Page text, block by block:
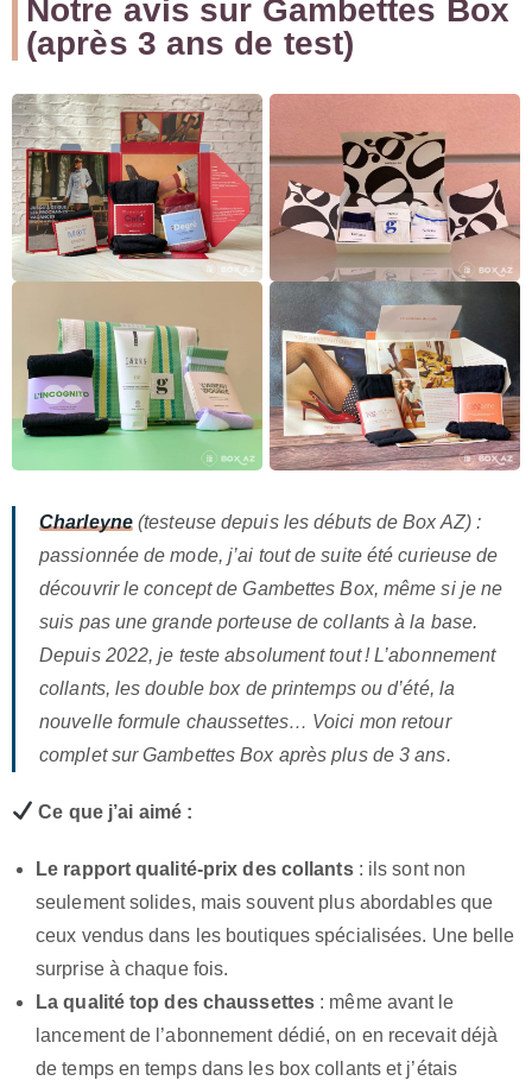
Notre avis sur Gambettes Box
(après 3 ans de test)
Charleyne(testeuse depuis les débuts de Box AZ) :
passionnée de mode, j’ai tout de suite été curieuse de
découvrir le concept de Gambettes Box, même si je ne
suis pas une grande porteuse de collants à la base.
Depuis 2022, je teste absolument tout ! L’abonnement
collants, les double box de printemps ou d’été, la
nouvelle formule chaussettes… Voici mon retour
complet sur Gambettes Box après plus de 3 ans.
Ce que j’ai aimé :
Le rapport qualité-prix des collants: ils sont non
seulement solides, mais souvent plus abordables que
ceux vendus dans les boutiques spécialisées. Une belle
surprise à chaque fois.
La qualité top des chaussettes : même avant le
lancement de l’abonnement dédié, on en recevait déjà
de temps en temps dans les box collants et j’étais